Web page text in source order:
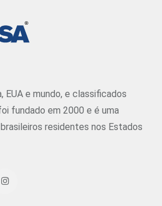
EUA e mundo, e classificados
fundado em 2000 e é uma
residentes nos Estados